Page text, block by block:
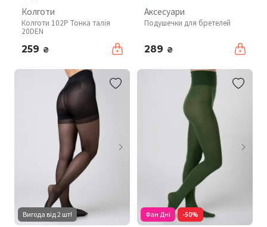
Колготи
Колготи 102P Тонка талія
20DEN
259 ₴
Аксесуари
Подушечки для бретелей
289 ₴
Вигода від 2 шт! Фан Дні -50%